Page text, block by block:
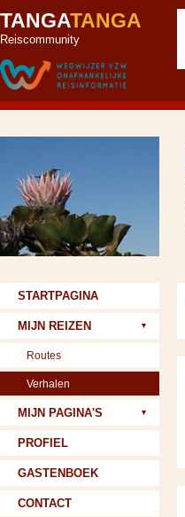
TANGATANGA
Reiscommunity
STARTPAGINA
MIJN REIZEN
Routes
Verhalen
MIJN PAGINA'S
PROFIEL
GASTENBOEK
CONTACT